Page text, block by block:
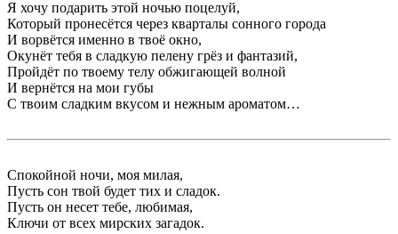
Я хочу подарить этой ночью поцелуй,
Который пронесётся через кварталы сонного города
И ворвётся именно в твоё окно,
Окунёт тебя в сладкую пелену грёз и фантазий,
Пройдёт по твоему телу обжигающей волной
И вернётся на мои губы
С твоим сладким вкусом и нежным ароматом…
Спокойной ночи, моя милая,
Пусть сон твой будет тих и сладок.
Пусть он несет тебе, любимая,
Ключи от всех мирских загадок.